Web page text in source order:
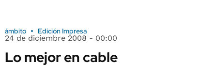
ámbito Edición Impresa
24 de diciembre 2008 - 00:00
Lo mejor en cable